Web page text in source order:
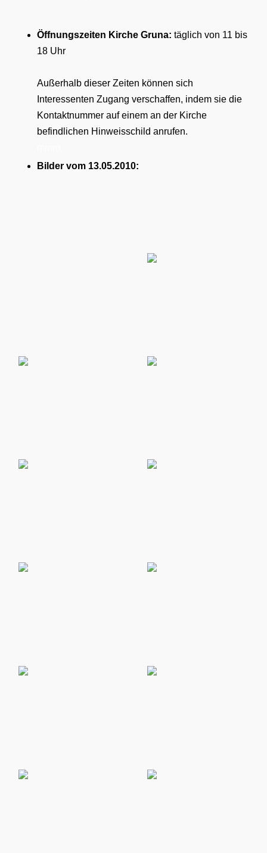
Öffnungszeiten Kirche Gruna: täglich von 11 bis
18 Uhr
Außerhalb dieser Zeiten können sich
Interessenten Zugang verschaffen, indem sie die
Kontaktnummer auf einem an der Kirche
befindlichen Hinweisschild anrufen.
Bilder vom 13.05.2010: